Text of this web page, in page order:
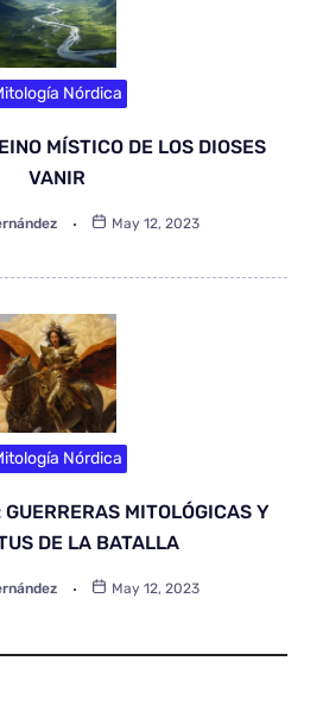
Nórdica
MÍSTICO DE LOS DIOSES
VANIR
May 12, 2023
Nórdica
MITOLÓGICAS Y
DE LA BATALLA
May 12, 2023